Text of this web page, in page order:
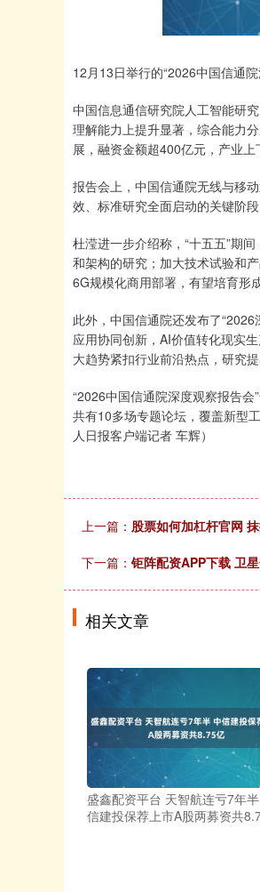
12月13日举行的“2026中国信通
中国信息通信研究院人工智能研
理解能力上提升显著，综合能力
展，融资金额超400亿元，产业上
报告会上，中国信通院无线与移
效、标准研究全面启动的关键阶
杜滢进一步介绍称，“十五五”期
和架构的研究；加大技术试验和
6G规模化商用部署，有望培育形
此外，中国信通院还发布了
应用协同创新，AI价值转化现实
大趋势紧扣行业前沿热点，研究
“2026中国信通院深度观察报告会
共有10多场专题论坛，覆盖新型
人日报客户端记者 车辉）
上一篇： 股票如何加杠杆官网
下一篇： 钜阵配资APP下载 卫
相关文章
盛鑫配资平台 天智航连亏7年
信建投保荐上市A股两募资共